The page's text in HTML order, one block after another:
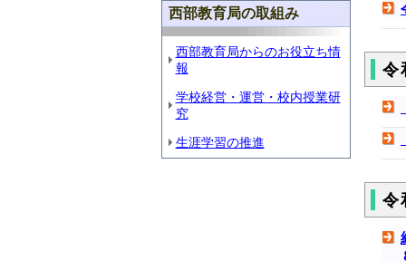
西部教育局の取組み
西部教育局からのお役立ち情
報
学校経営・運営・校内授業研
究
生涯学習の推進
令
令